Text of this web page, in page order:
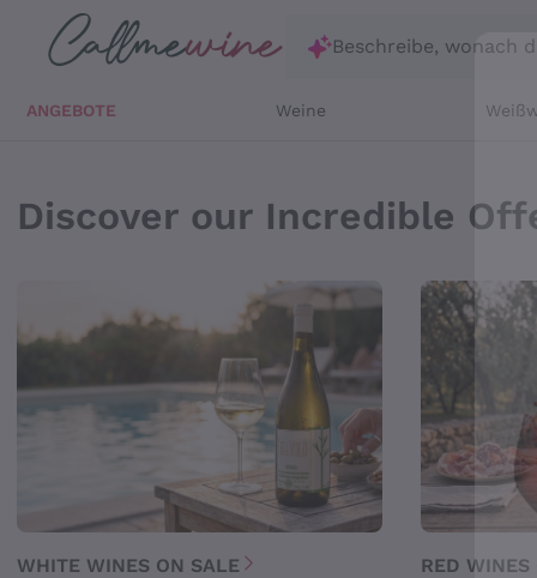
Zum Hauptinhalt springen
Beschreibe, wonach
ANGEBOTE Weine
Online Önothek,
Discover our Incredible
WHITE WINES ON SALE RED WINES